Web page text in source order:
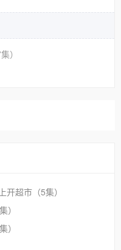
）
开超市（5集）
）
）